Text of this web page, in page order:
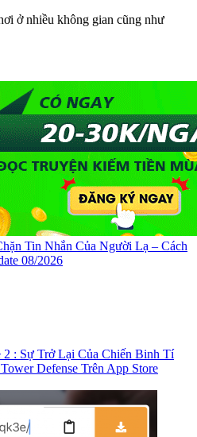
ở nhiều không gian cũng như
Tin Nhắn Của Người Lạ – Cách
08/2026
2 : Sự Trở Lại Của Chiến Binh Tí
Defense Trên App Store